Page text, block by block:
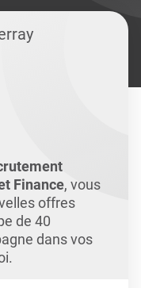
Finance, vous
offres
de 40
dans vos